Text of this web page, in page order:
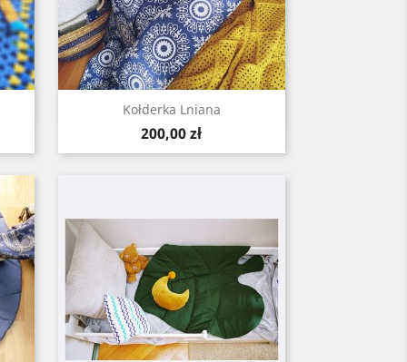
Kołderka Lniana
Cena
200,00 zł
Szybki podgląd